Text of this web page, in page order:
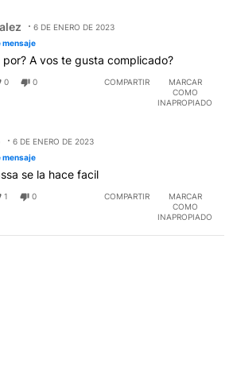
6 DE ENERO DE 2023
mensaje
por? A vos te gusta complicado?
0 0 COMPARTIR
MARCAR
COMO
INAPROPIADO
6 DE ENERO DE 2023
mensaje
se la hace facil
1 0 COMPARTIR
MARCAR
COMO
INAPROPIADO